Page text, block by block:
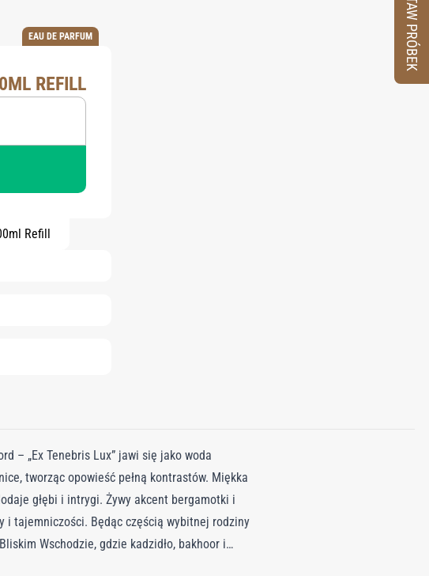
EAU DE PARFUM
REFILL
Refill
– „Ex Tenebris Lux” jawi się jako woda
tworząc opowieść pełną kontrastów. Miękka
głębi i intrygi. Żywy akcent bergamotki i
i tajemniczości. Będąc częścią wybitnej rodziny
Wschodzie, gdzie kadzidło, bakhoor i
podróż od cienia do blasku, zapraszając
ZESTAW PRÓBEK